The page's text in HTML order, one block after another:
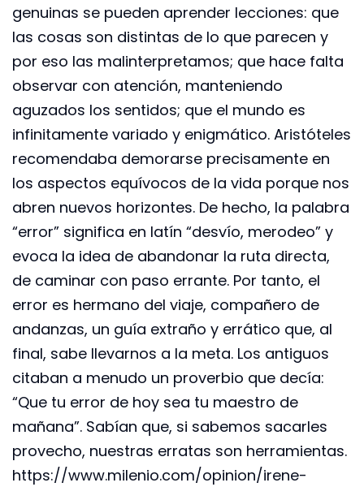
genuinas se pueden aprender lecciones: que
las cosas son distintas de lo que parecen y
por eso las malinterpretamos; que hace falta
observar con atención, manteniendo
aguzados los sentidos; que el mundo es
infinitamente variado y enigmático. Aristóteles
recomendaba demorarse precisamente en
los aspectos equívocos de la vida porque nos
abren nuevos horizontes. De hecho, la palabra
“error” significa en latín “desvío, merodeo” y
evoca la idea de abandonar la ruta directa,
de caminar con paso errante. Por tanto, el
error es hermano del viaje, compañero de
andanzas, un guía extraño y errático que, al
final, sabe llevarnos a la meta. Los antiguos
citaban a menudo un proverbio que decía:
“Que tu error de hoy sea tu maestro de
mañana”. Sabían que, si sabemos sacarles
provecho, nuestras erratas son herramientas.
https://www.milenio.com/opinion/irene-